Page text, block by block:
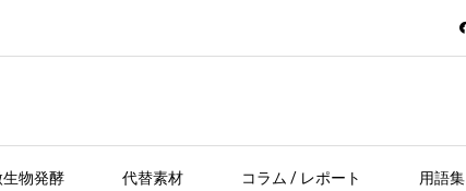
生物発酵 代替素材 コラム / レポート 用語集